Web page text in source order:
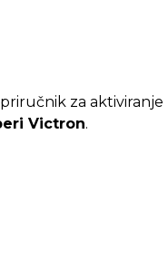
za aktiviranje
Victron.